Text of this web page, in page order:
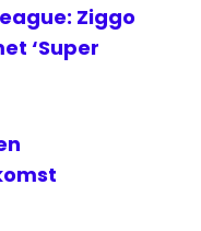
Ziggo
‘Super